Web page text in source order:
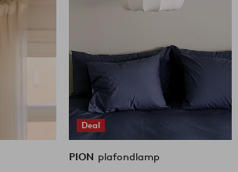
Deal
PION plafondlamp